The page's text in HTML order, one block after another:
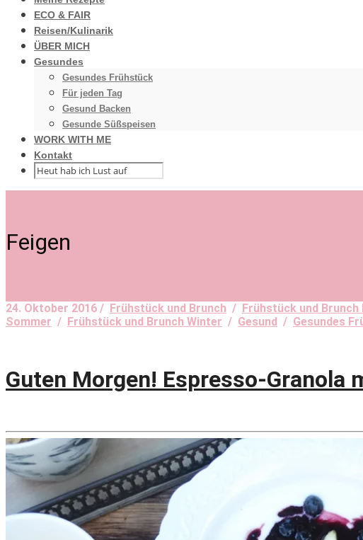
ECO & FAIR
Reisen/Kulinarik
ÜBER MICH
Gesundes
Gesundes Frühstück
Für jeden Tag
Gesund Backen
Gesunde Süßspeisen
WORK WITH ME
Kontakt
Feigen
24. Oktober 2016 / Frühstück und Brunch / Frühstück und Brunch
Sommer / Frühstück und Brunch Winter / Gesund / Gesundes
Guten Morgen! Espresso-Granola